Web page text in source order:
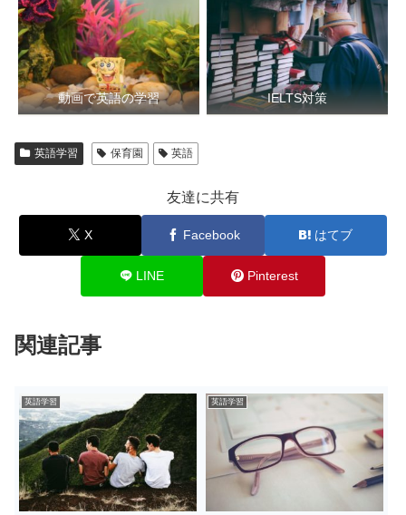
動画で英語の学習 IELTS対策
英語学習 保育園 英語
友達に共有
X Facebook はてブ
LINE Pinterest
関連記事
英語学習 英語学習